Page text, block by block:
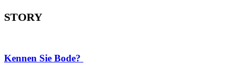
STORY
Kennen Sie Bode?